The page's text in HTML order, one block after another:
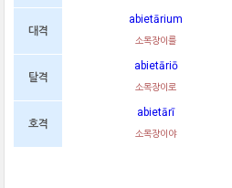
대격
abietārium
소목장이를
탈격
abietāriō
소목장이로
호격
abietārī
소목장이야